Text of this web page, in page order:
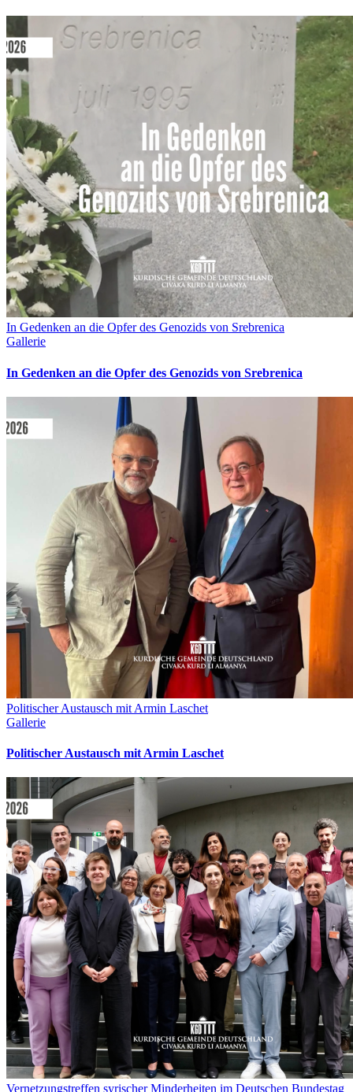
In Gedenken an die Opfer des Genozids von Srebrenica
Gallerie
In Gedenken an die Opfer des Genozids von Srebrenica
Politischer Austausch mit Armin Laschet
Gallerie
Politischer Austausch mit Armin Laschet
Vernetzungstreffen syrischer Minderheiten im Deutschen Bundestag